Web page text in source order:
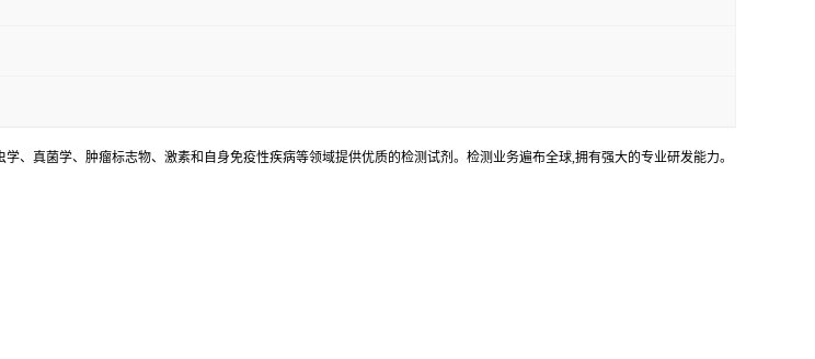
、真菌学、肿瘤标志物、激素和自身免疫性疾病等领域提供优质的检测试剂。检测业务遍布全球,拥有强大的专业研发能力。